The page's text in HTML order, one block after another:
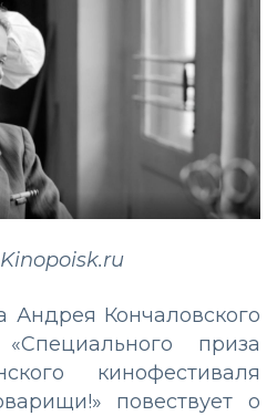
Андрея Кончаловского
приза
кинофестиваля
повествует о